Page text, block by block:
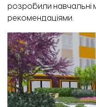
розробили навчальні
рекомендаціями.